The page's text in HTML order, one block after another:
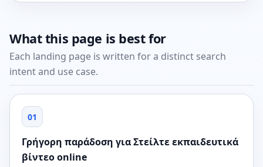
What this page is best for
Each landing page is written for a distinct search
intent and use case.
01
Γρήγορη παράδοση για Στείλτε εκπαιδευτικά
βίντεο online